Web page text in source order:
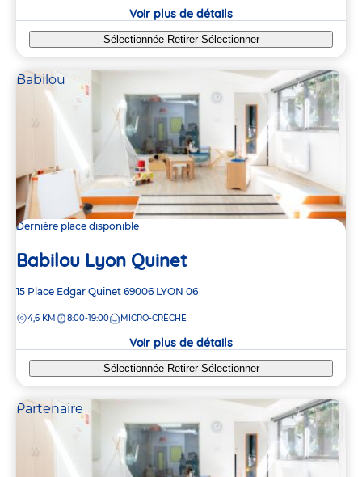
Voir plus de détails
Sélectionnée Retirer Sélectionner
Babilou
Dernière place disponible
Babilou Lyon Quinet
Adresse
la
15 Place Edgar Quinet 69006 LYON 06
DISTANCE
4,6 KM 8:00-19:00 MICRO-CRÈCHE
Voir plus de détails
Sélectionnée Retirer Sélectionner
Partenaire